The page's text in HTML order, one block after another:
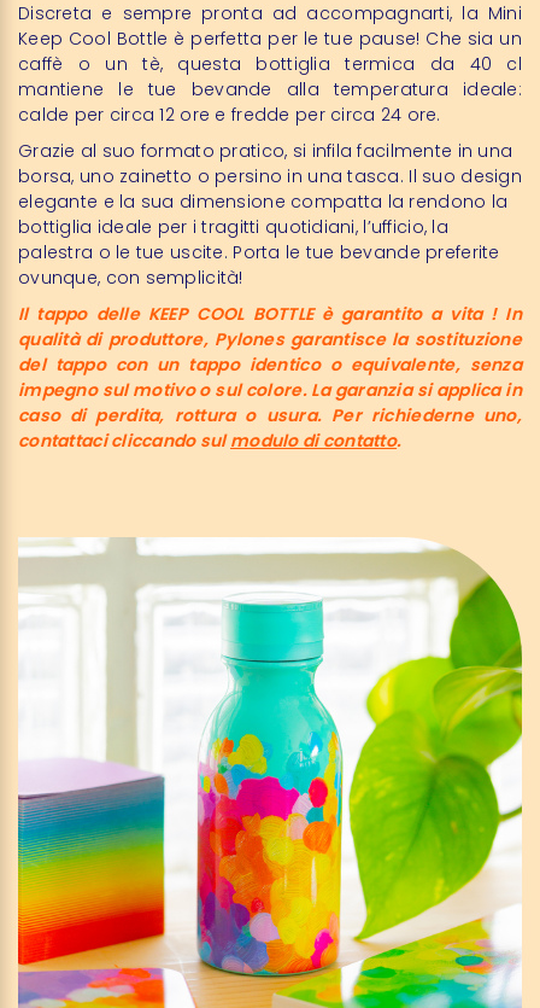
Discreta e sempre pronta ad accompagnarti, la Mini
Keep Cool Bottle è perfetta per le tue pause! Che sia un
caffè o un tè, questa bottiglia termica da 40 cl
mantiene le tue bevande alla temperatura ideale:
calde per circa 12 ore e fredde per circa 24 ore.
Grazie al suo formato pratico, si infila facilmente in una
borsa, uno zainetto o persino in una tasca. Il suo design
elegante e la sua dimensione compatta la rendono la
bottiglia ideale per i tragitti quotidiani, l’ufficio, la
palestra o le tue uscite. Porta le tue bevande preferite
ovunque, con semplicità!
Il tappo delle KEEP COOL BOTTLE è garantito a vita ! In
qualità di produttore, Pylones garantisce la sostituzione
del tappo con un tappo identico o equivalente, senza
impegno sul motivo o sul colore. La garanzia si applica in
caso di perdita, rottura o usura. Per richiederne uno,
contattaci cliccando sulmodulo di contatto.